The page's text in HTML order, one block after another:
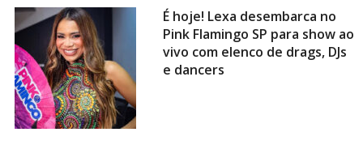
É hoje! Lexa desembarca no
Pink Flamingo SP para show ao
vivo com elenco de drags, DJs
e dancers